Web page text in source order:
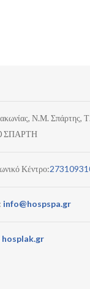
Ν.Μ. Σπάρτης,
ΣΠΑΡΤΗ
Κέντρο:
info@hospspa.gr
hosplak.gr